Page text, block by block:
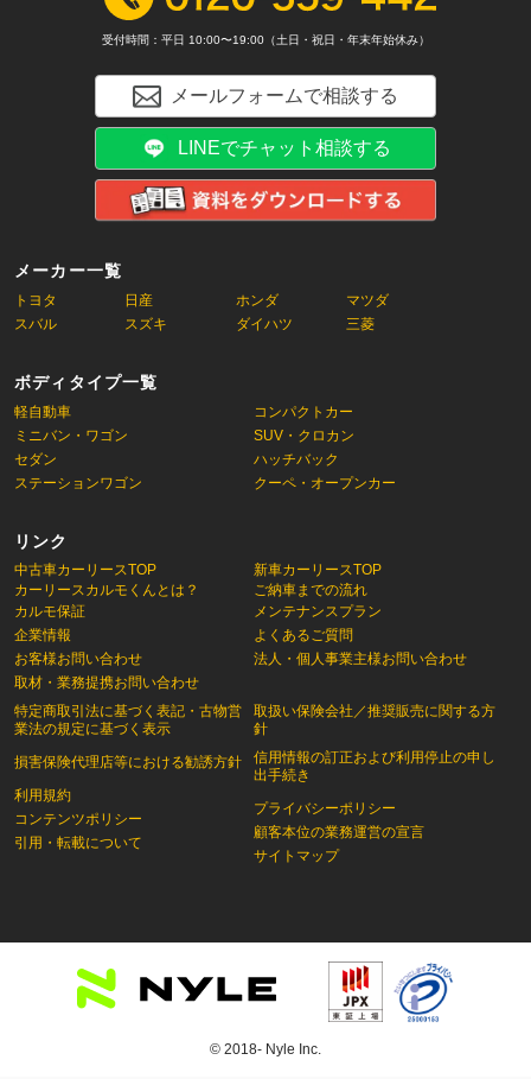
メーカー一覧
トヨタ 日産 ホンダ
マツダ
スバル
スズキ ダイハツ 三菱
ボディタイプ一覧
軽自動車
コンパクトカー
ミニバン・ワゴン
SUV・クロカン
セダン
ハッチバック
ステーションワゴン
クーペ・オープンカー
リンク
中古車カーリースTOP
カーリースカルモくんとは？
新車カーリースTOP
ご納車までの流れ
カルモ保証
企業情報
お客様お問い合わせ
取材・業務提携お問い合わせ
特定商取引法に基づく表記・古物営
業法の規定に基づく表示
損害保険代理店等における勧誘方針
利用規約
コンテンツポリシー
引用・転載について
メンテナンスプラン
よくあるご質問
法人・個人事業主様お問い合わせ
取扱い保険会社／推奨販売に関する方
針
信用情報の訂正および利用停止の申し
出手続き
プライバシーポリシー
顧客本位の業務運営の宣言
サイトマップ
受付時間：平日 10:00〜19:00（土日・祝日・年末年始休み）
メールフォームで相談する
LINEでチャット相談する
© 2018- Nyle Inc.